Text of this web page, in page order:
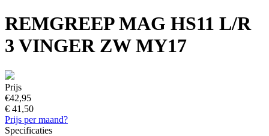
REMGREEP MAG HS11 L/R
3 VINGER ZW MY17
Prijs
€42,95
€ 41,50
Prijs per maand?
Specificaties